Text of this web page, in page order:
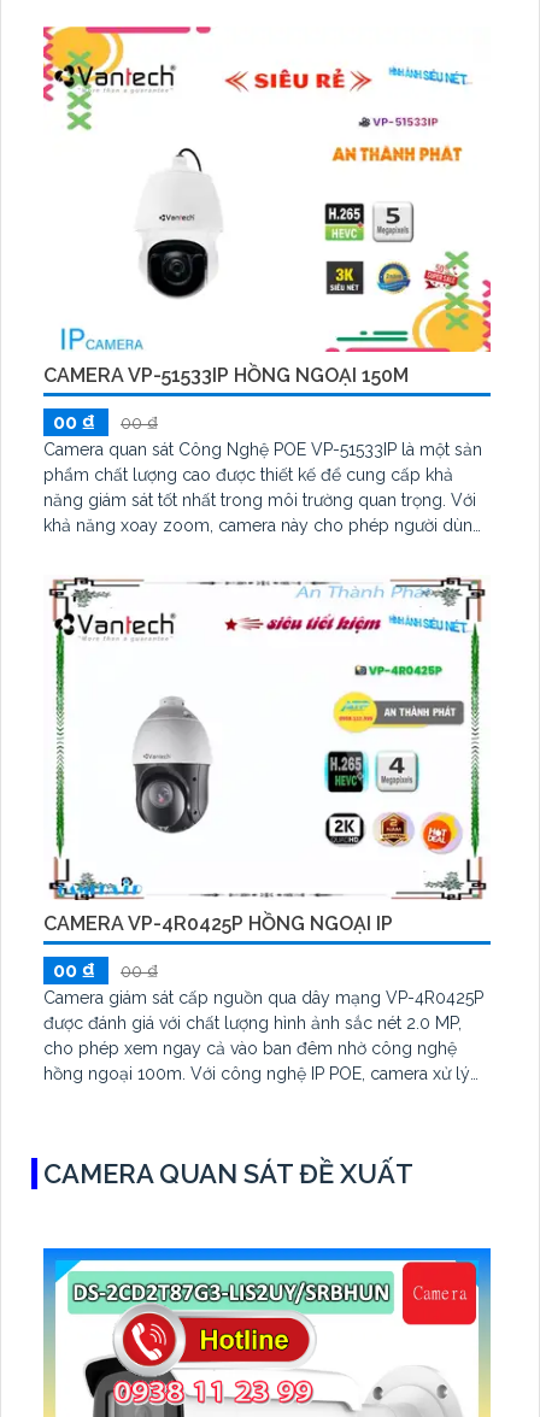
Hồng Ngoại Smart IR cho phép xem ban đêm tới khoảng
cách 15m. Camera này cũng được tích hợp công nghệ
nén video H
CAMERA VP-51533IP HỒNG NGOẠI 150M
00 ₫
00 ₫
Camera quan sát Công Nghệ POE VP-51533IP là một sản
phẩm chất lượng cao được thiết kế để cung cấp khả
năng giám sát tốt nhất trong môi trường quan trọng. Với
khả năng xoay zoom, camera này cho phép người dùng
lớn mà không cần di chuyển camera. Hỗ trợ công nghệ
H
CAMERA VP-4R0425P HỒNG NGOẠI IP
00 ₫
00 ₫
Camera giám sát cấp nguồn qua dây mạng VP-4R0425P
được đánh giá với chất lượng hình ảnh sắc nét 2.0 MP,
cho phép xem ngay cả vào ban đêm nhờ công nghệ
hồng ngoại 100m. Với công nghệ IP POE, camera xử lý
năng xoay zoom giám sát diện rộng
CAMERA QUAN SÁT ĐỀ XUẤT